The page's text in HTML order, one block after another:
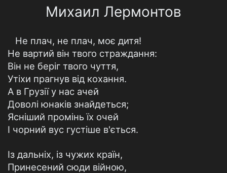
Михаил Лермонтов
Не плач, не плач, моє дитя!
Не вартий він твого страждання:
Він не беріг твого чуття,
Утіхи прагнув від кохання.
А в Грузії у нас ачей
Доволі юнаків знайдеться;
Ясніший промінь їх очей
I чорний вус густіше в'ється.
Із дальніх, із чужих країн,
Принесений сюди війною,